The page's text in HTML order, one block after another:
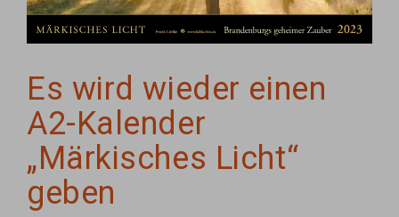
Es wird wieder einen
A2-Kalender
„Märkisches Licht“
geben